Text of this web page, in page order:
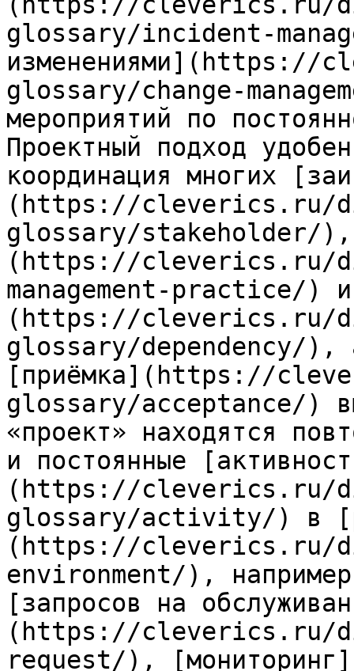
glossary/incident-
glossary/change-
мероприятий по
Проектный подход
координация многих
(https://cleverics.ru/
glossary/stakeholder/),
(https://cleverics.ru/
management-practice/)
(https://cleverics.ru/
glossary/dependency/),
[приёмка](https://
glossary/acceptance/)
«проект» находятся
и постоянные
(https://cleverics.ru/
glossary/activity/) в
(https://cleverics.ru/
environment/), например
[запросов на
(https://cleverics.ru/
request/), [мониторинг]